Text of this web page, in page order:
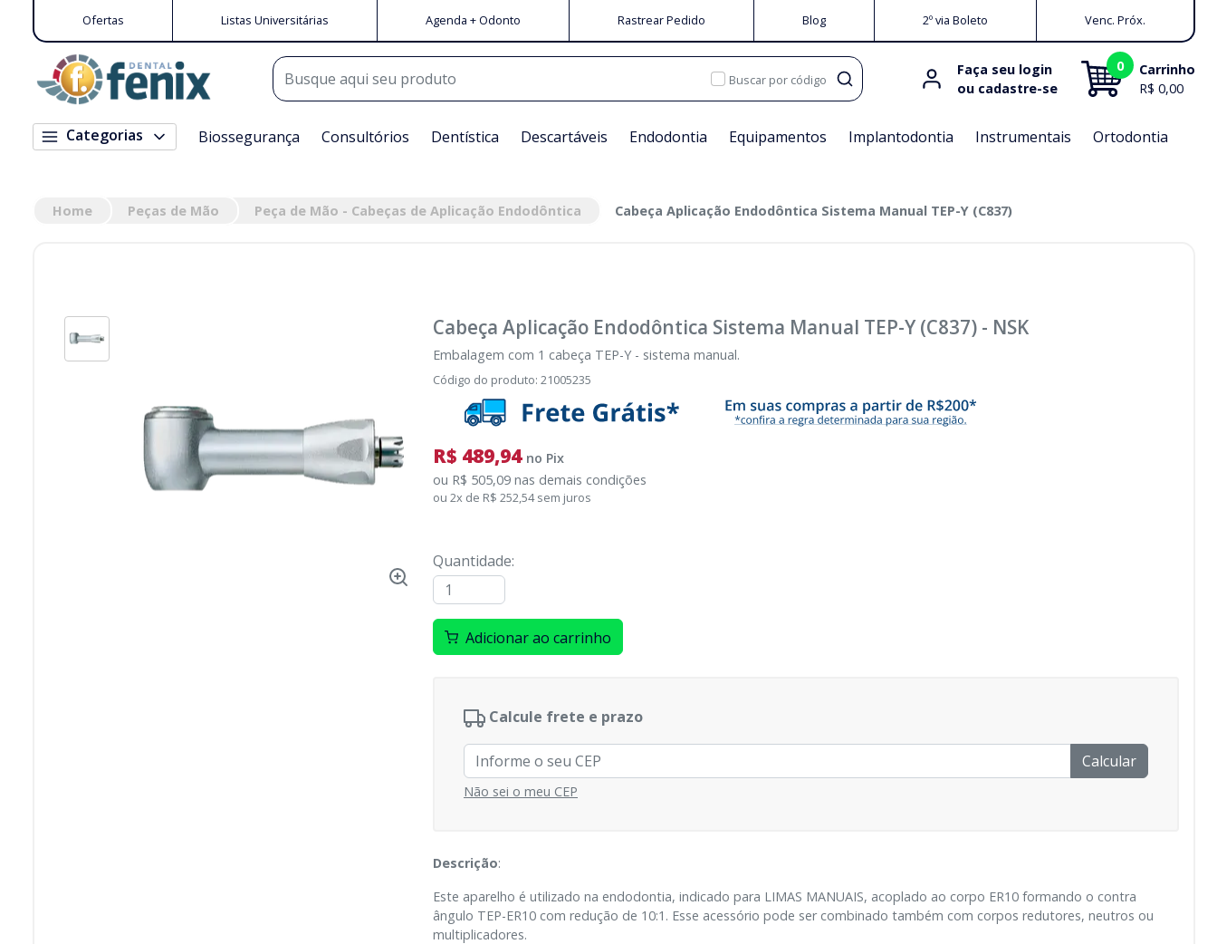
Ofertas Listas Universitárias Agenda + Odonto Rastrear Pedido Blog 2º via Boleto Venc. Próx.
Buscar por código
Faça seu login
ou cadastre-se
0
Carrinho
R$ 0,00
Categorias Biossegurança Consultórios Dentística Descartáveis Endodontia Equipamentos Implantodontia Instrumentais Ortodontia
Home Peças de Mão Peça de Mão - Cabeças de Aplicação Endodôntica Cabeça Aplicação Endodôntica Sistema Manual TEP-Y (C837)
Cabeça Aplicação Endodôntica Sistema Manual TEP-Y (C837) - NSK
Embalagem com 1 cabeça TEP-Y - sistema manual.
Código do produto: 21005235
R$ 489,94 no Pix
ou R$ 505,09 nas demais condições
ou 2x de R$ 252,54 sem juros
Quantidade:
Adicionar ao carrinho
Calcule frete e prazo
Calcular
Não sei o meu CEP
Descrição:
Este aparelho é utilizado na endodontia, indicado para LIMAS MANUAIS, acoplado ao corpo ER10 formando o contra
ângulo TEP-ER10 com redução de 10:1. Esse acessório pode ser combinado também com corpos redutores, neutros ou
multiplicadores.